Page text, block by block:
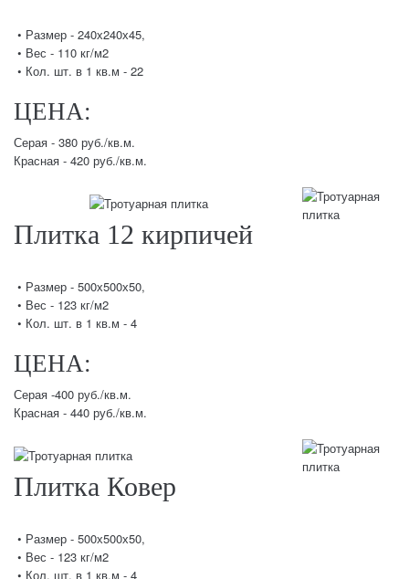
• Размер - 240х240х45,
• Вес - 110 кг/м2
• Кол. шт. в 1 кв.м - 22
ЦЕНА:
Серая - 380 руб./кв.м.
Красная - 420 руб./кв.м.
Плитка 12 кирпичей
• Размер - 500х500х50,
• Вес - 123 кг/м2
• Кол. шт. в 1 кв.м - 4
ЦЕНА:
Серая -400 руб./кв.м.
Красная - 440 руб./кв.м.
Плитка Ковер
• Размер - 500х500х50,
• Вес - 123 кг/м2
• Кол. шт. в 1 кв.м - 4